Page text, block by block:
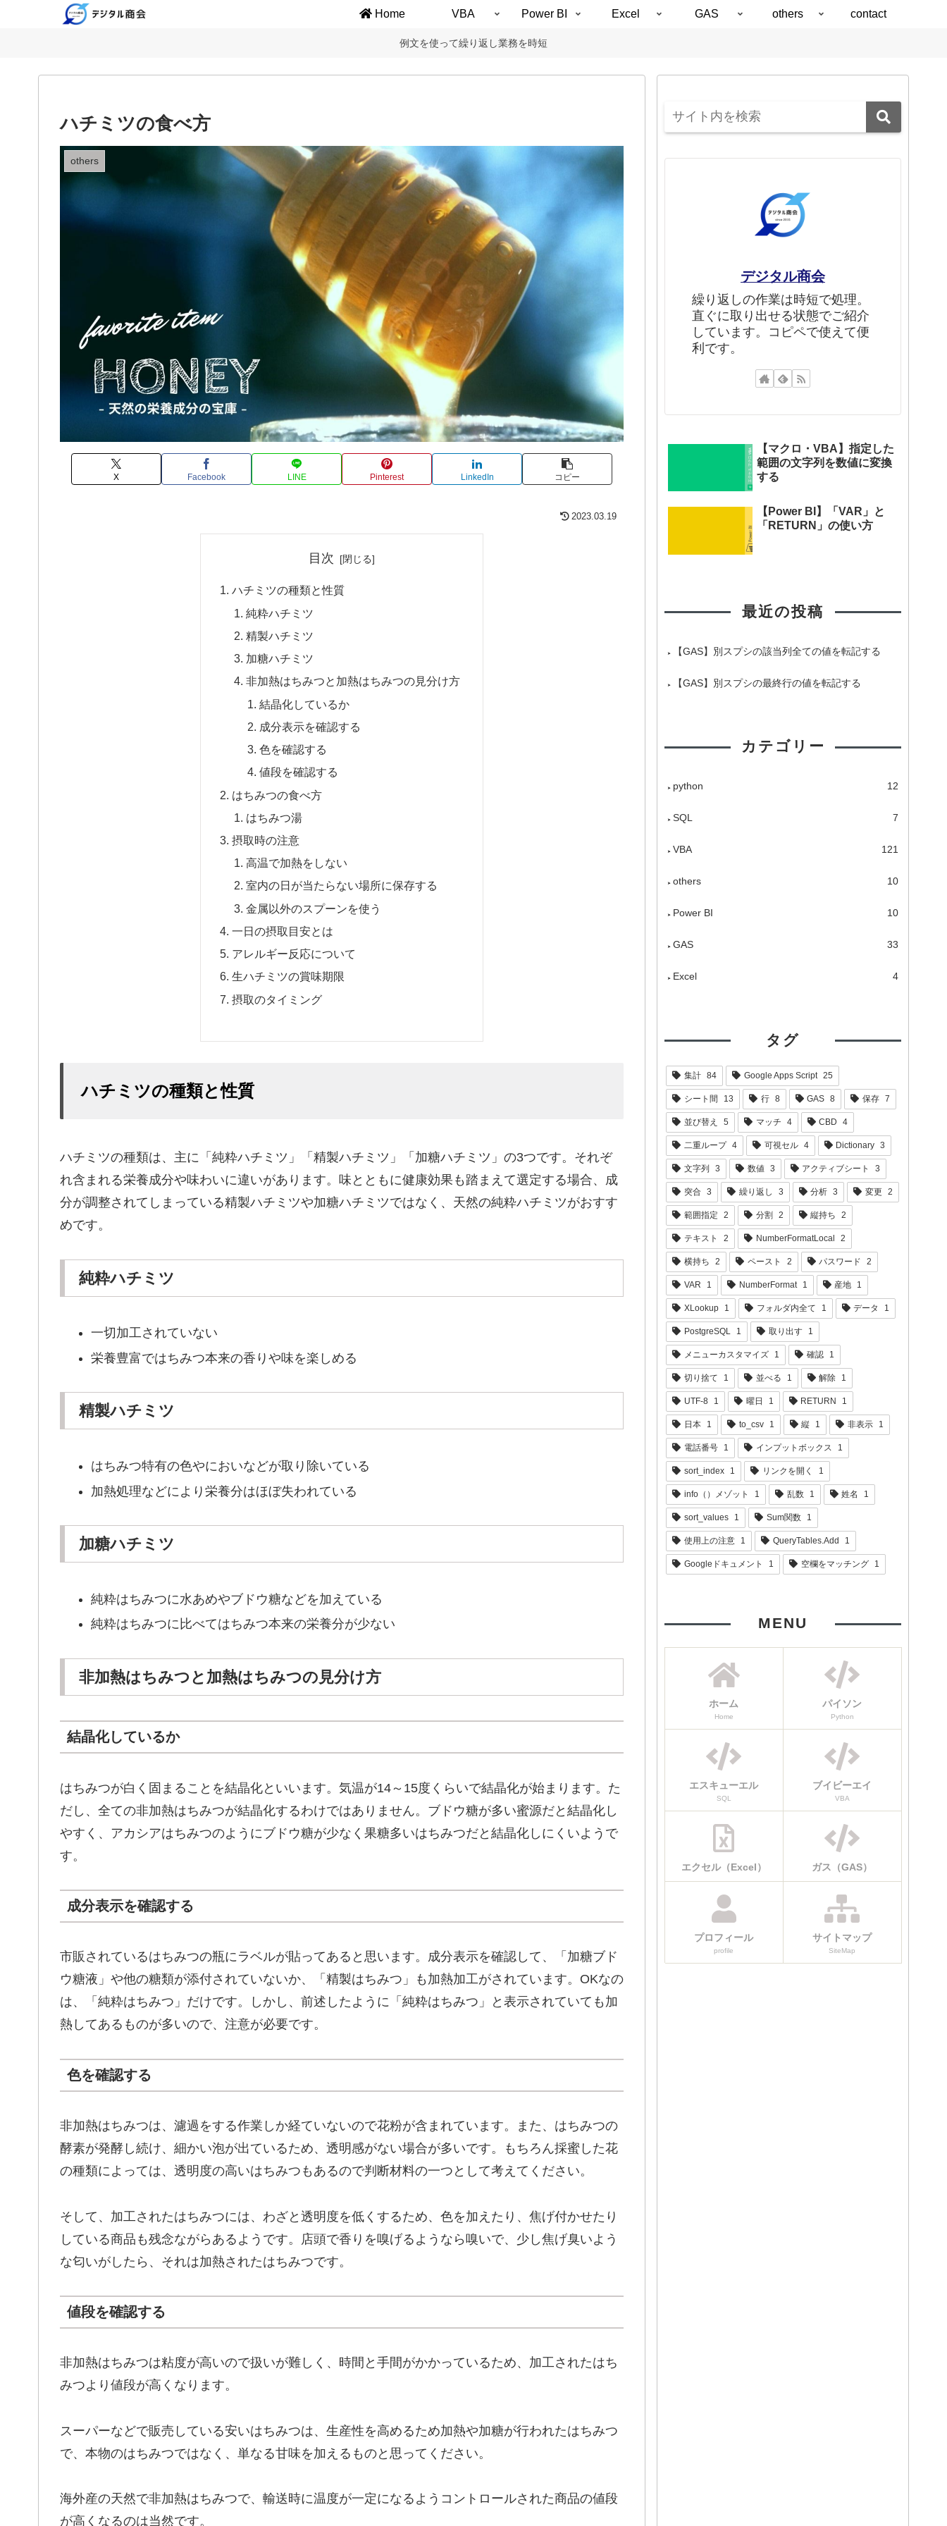
Home VBA Power BI Excel GAS others contact
例文を使って繰り返し業務を時短
ハチミツの食べ方
others
X Facebook LINE Pinterest LinkedIn コピー
2023.03.19
目次
ハチミツの種類と性質
純粋ハチミツ
精製ハチミツ
加糖ハチミツ
非加熱はちみつと加熱はちみつの見分け方
結晶化しているか
成分表示を確認する
色を確認する
値段を確認する
はちみつの食べ方
はちみつ湯
摂取時の注意
高温で加熱をしない
室内の日が当たらない場所に保存する
金属以外のスプーンを使う
一日の摂取目安とは
アレルギー反応について
生ハチミツの賞味期限
摂取のタイミング
ハチミツの種類と性質
ハチミツの種類は、主に「純粋ハチミツ」「精製ハチミツ」「加糖ハチミツ」の3つです。それぞ
れ含まれる栄養成分や味わいに違いがあります。味とともに健康効果も踏まえて選定する場合、成
分が調整されてしまっている精製ハチミツや加糖ハチミツではなく、天然の純粋ハチミツがおすす
めです。
純粋ハチミツ
一切加工されていない
栄養豊富ではちみつ本来の香りや味を楽しめる
精製ハチミツ
はちみつ特有の色やにおいなどが取り除いている
加熱処理などにより栄養分はほぼ失われている
加糖ハチミツ
純粋はちみつに水あめやブドウ糖などを加えている
純粋はちみつに比べてはちみつ本来の栄養分が少ない
非加熱はちみつと加熱はちみつの見分け方
結晶化しているか
はちみつが白く固まることを結晶化といいます。気温が14～15度くらいで結晶化が始まります。た
だし、全ての非加熱はちみつが結晶化するわけではありません。ブドウ糖が多い蜜源だと結晶化し
やすく、アカシアはちみつのようにブドウ糖が少なく果糖多いはちみつだと結晶化しにくいようで
す。
成分表示を確認する
市販されているはちみつの瓶にラベルが貼ってあると思います。成分表示を確認して、「加糖ブド
ウ糖液」や他の糖類が添付されていないか、「精製はちみつ」も加熱加工がされています。OKなの
は、「純粋はちみつ」だけです。しかし、前述したように「純粋はちみつ」と表示されていても加
熱してあるものが多いので、注意が必要です。
色を確認する
非加熱はちみつは、濾過をする作業しか経ていないので花粉が含まれています。また、はちみつの
酵素が発酵し続け、細かい泡が出ているため、透明感がない場合が多いです。もちろん採蜜した花
の種類によっては、透明度の高いはちみつもあるので判断材料の一つとして考えてください。
そして、加工されたはちみつには、わざと透明度を低くするため、色を加えたり、焦げ付かせたり
している商品も残念ながらあるようです。店頭で香りを嗅げるようなら嗅いで、少し焦げ臭いよう
な匂いがしたら、それは加熱されたはちみつです。
値段を確認する
非加熱はちみつは粘度が高いので扱いが難しく、時間と手間がかかっているため、加工されたはち
みつより値段が高くなります。
スーパーなどで販売している安いはちみつは、生産性を高めるため加熱や加糖が行われたはちみつ
で、本物のはちみつではなく、単なる甘味を加えるものと思ってください。
海外産の天然で非加熱はちみつで、輸送時に温度が一定になるようコントロールされた商品の値段
が高くなるのは当然です。
デジタル商会
繰り返しの作業は時短で処理。
直ぐに取り出せる状態でご紹介
しています。コピペで使えて便
利です。
【マクロ・VBA】指定した
範囲の文字列を数値に変換
する
【Power BI】「VAR」と
「RETURN」の使い方
最近の投稿
【GAS】別スプシの該当列全ての値を転記する
【GAS】別スプシの最終行の値を転記する
カテゴリー
python 12
SQL 7
VBA 121
others 10
Power BI 10
GAS 33
Excel 4
タグ
集計 84 Google Apps Script 25
シート間 13 行 8 GAS 8 保存 7
並び替え 5 マッチ 4 CBD 4
二重ループ 4 可視セル 4 Dictionary 3
文字列 3 数値 3 アクティブシート 3
突合 3 繰り返し 3 分析 3 変更 2
範囲指定 2 分割 2 縦持ち 2
テキスト 2 NumberFormatLocal 2
横持ち 2 ペースト 2 パスワード 2
VAR 1 NumberFormat 1 産地 1
XLookup 1 フォルダ内全て 1 データ 1
PostgreSQL 1 取り出す 1
メニューカスタマイズ 1 確認 1
切り捨て 1 並べる 1 解除 1
UTF-8 1 曜日 1 RETURN 1
日本 1 to_csv 1 縦 1 非表示 1
電話番号 1 インプットボックス 1
sort_index 1 リンクを開く 1
info（）メゾット 1 乱数 1 姓名 1
sort_values 1 Sum関数 1
使用上の注意 1 QueryTables.Add 1
Googleドキュメント 1 空欄をマッチング 1
MENU
ホーム
Home
パイソン
Python
エスキューエル
SQL
ブイビーエイ
VBA
エクセル（Excel） ガス（GAS）
プロフィール
profile
サイトマップ
SiteMap